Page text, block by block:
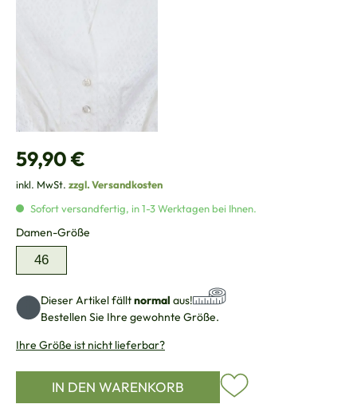
Regulärer Preis:
59,90 €
inkl. MwSt. zzgl. Versandkosten
Sofort versandfertig, in 1-3 Werktagen bei Ihnen.
Damen-Größe
46
Dieser Artikel fälltnormal aus!
Bestellen Sie Ihre gewohnte Größe.
Ihre Größe ist nicht lieferbar?
IN DEN WARENKORB